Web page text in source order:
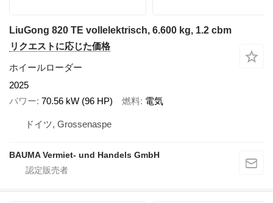
LiuGong 820 TE vollelektrisch, 6.600 kg, 1.2 cbm
リクエストに応じた価格
ホイールローダー
2025
パワー 70.56 kW (96 HP) 燃料 電気
ドイツ, Grossenaspe
BAUMA Vermiet- und Handels GmbH